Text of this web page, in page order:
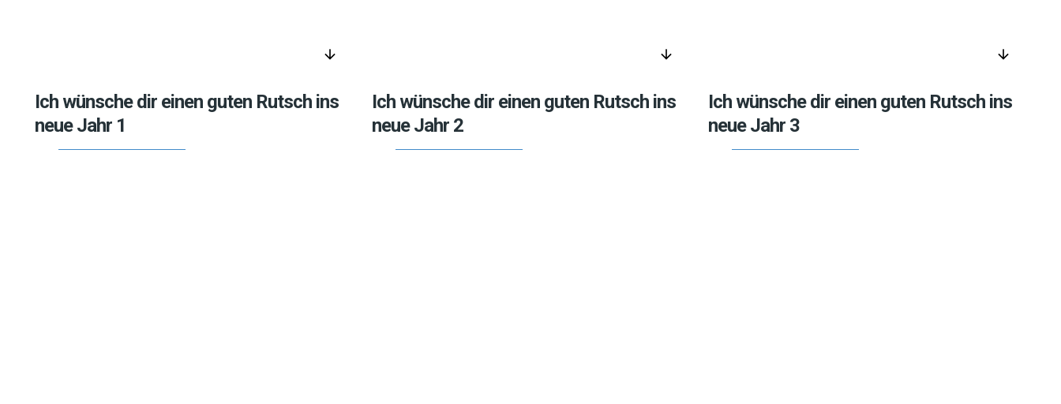
arrow_downward
Ich wünsche dir einen guten Rutsch ins
neue Jahr 1
arrow_downward
Ich wünsche dir einen guten Rutsch ins
neue Jahr 2
arrow_downward
Ich wünsche dir einen guten Rutsch ins
neue Jahr 3